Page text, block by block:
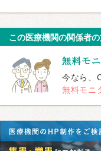
この医療機関の関係者
今なら、
無料モニ